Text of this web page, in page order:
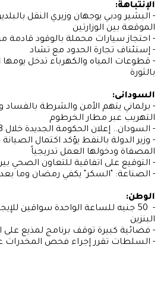
الإنتباهة:
- البشير ودبي يوجهان وزيري النقل
الموقعة بين الوزارتين
- احتجاز سيارات محملة بالوقود قادمة
- إستئناف تجارة الحدود مع تشاد
- قطوعات المياه والكهرباء تدخل يومها
بالثورة
السودانى:
- برلماني يتهم الأمن والشرطة
التهريب عبر مطار الخرطوم
- السودان.. إعلان الحكومة الجديدة خلال 48 ساعة
- وزير الدولة بالنفط يؤكد اكتمال
المصفاة ودخولها العمل تدريجياً
- التوقيع على اتفاقية للتعاون الصحي
- الصناعة: "السكر" يكفي رمضان وما
الوطن:
- 50 جنيه للساعة الواحدة سواقين
البنزين
- فضائية كبيرة توقف برنامج لمذيع على
- السلطات تقرر إجراء فحص المخدرات